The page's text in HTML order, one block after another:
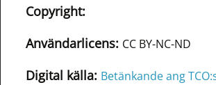
Copyright:
Användarlicens: CC BY-NC-ND
Digital källa: Betänkande ang